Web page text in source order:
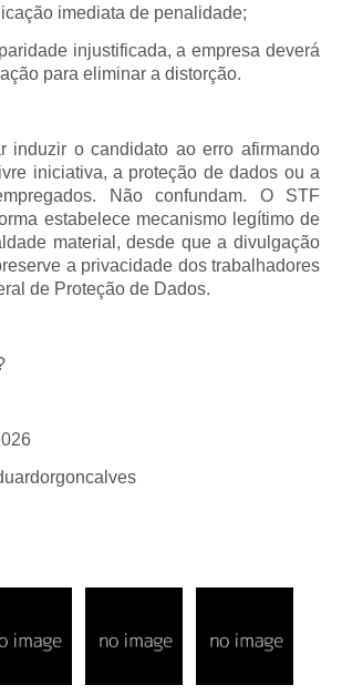
imediata de penalidade;
injustificada, a empresa deverá
para eliminar a distorção.
induzir o candidato ao erro afirmando
iniciativa, a proteção de dados ou a
Não confundam. O STF
estabelece mecanismo legítimo de
material, desde que a divulgação
a privacidade dos trabalhadores
de Proteção de Dados.